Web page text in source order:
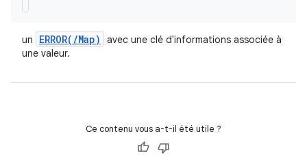
un ERROR( /Map)
avec une clé d'informations associée à
une valeur.
Ce contenu vous a-t-il été utile ?